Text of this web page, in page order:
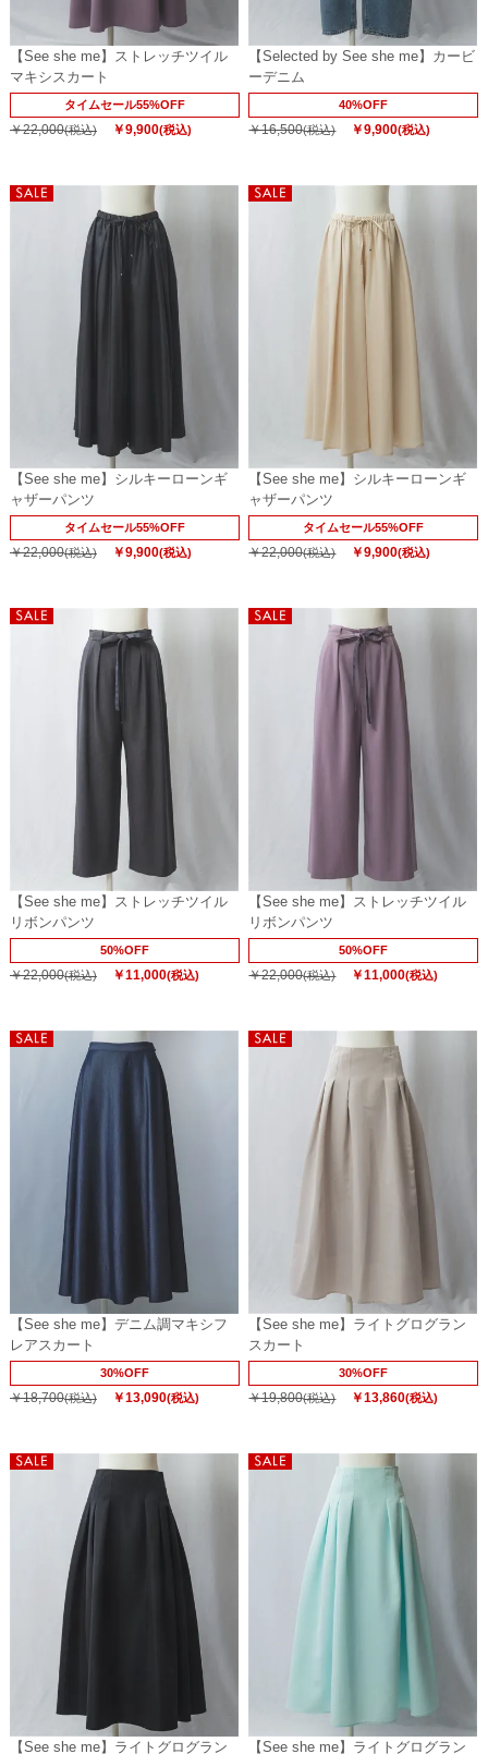
【See she me】ストレッチツイル
マキシスカート
タイムセール55%OFF
￥22,000(税込) ￥9,900(税込)
【Selected by See she me】カービ
ーデニム
40%OFF
￥16,500(税込) ￥9,900(税込)
【See she me】シルキーローンギ
ャザーパンツ
タイムセール55%OFF
￥22,000(税込) ￥9,900(税込)
【See she me】シルキーローンギ
ャザーパンツ
タイムセール55%OFF
￥22,000(税込) ￥9,900(税込)
【See she me】ストレッチツイル
リボンパンツ
50%OFF
￥22,000(税込) ￥11,000(税込)
【See she me】ストレッチツイル
リボンパンツ
50%OFF
￥22,000(税込) ￥11,000(税込)
【See she me】デニム調マキシフ
レアスカート
30%OFF
￥18,700(税込) ￥13,090(税込)
【See she me】ライトグログラン
スカート
30%OFF
￥19,800(税込) ￥13,860(税込)
【See she me】ライトグログラン 【See she me】ライトグログラン